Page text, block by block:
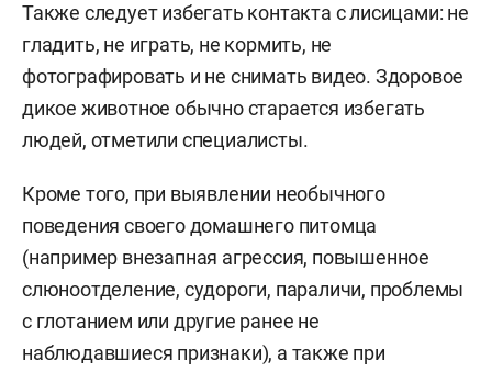
Также следует избегать контакта с лисицами: не
гладить, не играть, не кормить, не
фотографировать и не снимать видео. Здоровое
дикое животное обычно старается избегать
людей, отметили специалисты.
Кроме того, при выявлении необычного
поведения своего домашнего питомца
(например внезапная агрессия, повышенное
слюноотделение, судороги, параличи, проблемы
с глотанием или другие ранее не
наблюдавшиеся признаки), а также при